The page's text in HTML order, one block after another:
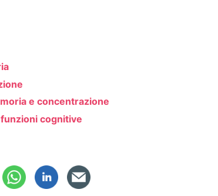
e concentrazione
cognitive